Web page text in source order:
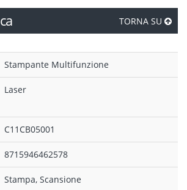
TORNA SU
Stampante Multifunzione
Laser
C11CB05001
8715946462578
Stampa, Scansione